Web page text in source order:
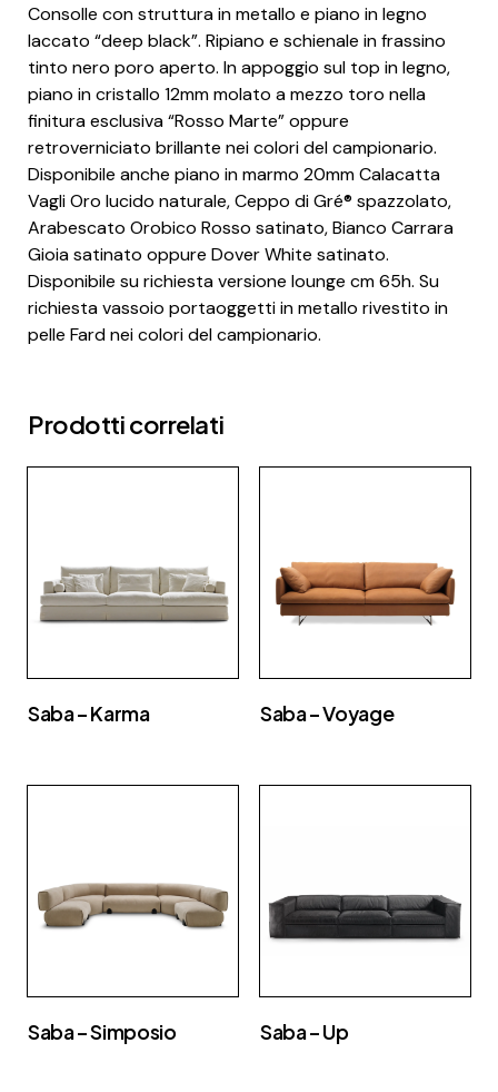
Consolle con struttura in metallo e piano in legno
laccato “deep black”. Ripiano e schienale in frassino
tinto nero poro aperto. In appoggio sul top in legno,
piano in cristallo 12mm molato a mezzo toro nella
finitura esclusiva “Rosso Marte” oppure
retroverniciato brillante nei colori del campionario.
Disponibile anche piano in marmo 20mm Calacatta
Vagli Oro lucido naturale, Ceppo di Gré® spazzolato,
Arabescato Orobico Rosso satinato, Bianco Carrara
Gioia satinato oppure Dover White satinato.
Disponibile su richiesta versione lounge cm 65h. Su
richiesta vassoio portaoggetti in metallo rivestito in
pelle Fard nei colori del campionario.
Prodotti correlati
Saba – Karma Saba – Voyage
Saba – Simposio Saba – Up